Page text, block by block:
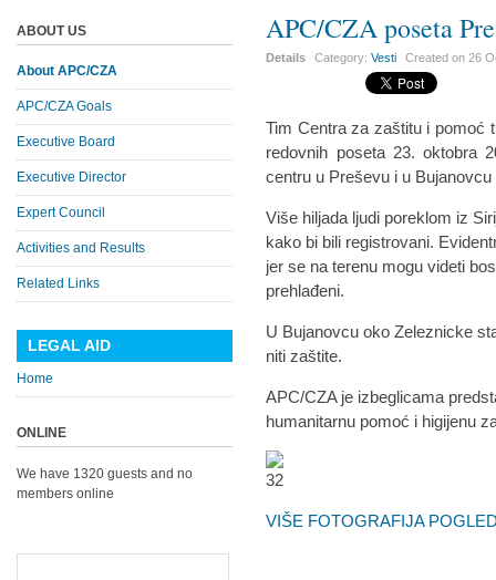
APC/CZA poseta
Details Category:Vesti Created on26
Tim Centra za zaštitu i pomoć
redovnih poseta 23. oktobra
centru u Preševu i u
Više hiljada ljudi poreklom iz
kako bi bili registrovani.
jer se na terenu mogu videti
prehlađeni.
U Bujanovcu oko Zeleznicke
niti zaštite.
APC/CZA je izbeglicama
humanitarnu pomoć i higijenu
VIŠE FOTOGRAFIJA
ABOUT US
About APC/CZA
APC/CZA Goals
Executive Board
Executive Director
Expert Council
Activities and Results
Related Links
LEGAL AID
Home
ONLINE
We have 1320 guests and no
members online